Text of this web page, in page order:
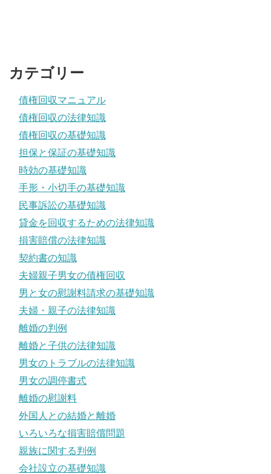
カテゴリー
債権回収マニュアル
債権回収の法律知識
債権回収の基礎知識
担保と保証の基礎知識
時効の基礎知識
手形・小切手の基礎知識
民事訴訟の基礎知識
貸金を回収するための法律知識
損害賠償の法律知識
契約書の知識
夫婦親子男女の債権回収
男と女の慰謝料請求の基礎知識
夫婦・親子の法律知識
離婚の判例
離婚と子供の法律知識
男女のトラブルの法律知識
男女の調停書式
離婚の慰謝料
外国人との結婚と離婚
いろいろな損害賠償問題
親族に関する判例
会社設立の基礎知識